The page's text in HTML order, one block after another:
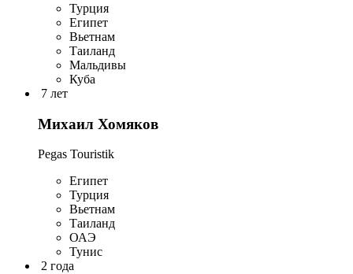
Турция
Египет
Вьетнам
Таиланд
Мальдивы
Куба
7 лет
Михаил Хомяков
Pegas Touristik
Египет
Турция
Вьетнам
Таиланд
ОАЭ
Тунис
2 года